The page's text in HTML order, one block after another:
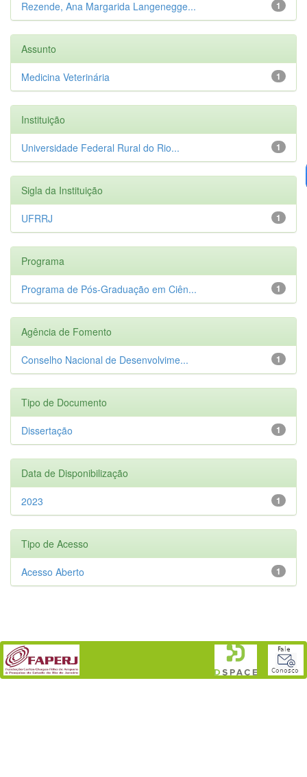
1
Rezende, Ana Margarida Langenegge...
Assunto
1
Medicina Veterinária
Instituição
1
Universidade Federal Rural do Rio...
Sigla da Instituição
1
UFRRJ
Programa
1
Programa de Pós-Graduação em Ciên...
Agência de Fomento
1
Conselho Nacional de Desenvolvime...
Tipo de Documento
1
Dissertação
Data de Disponibilização
1
2023
Tipo de Acesso
1
Acesso Aberto